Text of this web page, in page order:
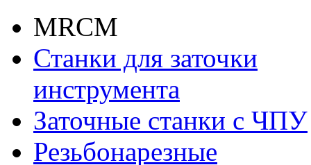
MRCM
Станки для заточки
инструмента
Заточные станки с ЧПУ
Резьбонарезные